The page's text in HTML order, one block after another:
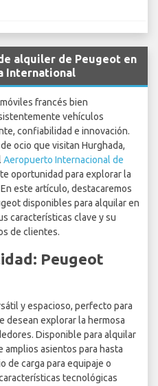
alquiler de Peugeot en
International
francés bien
vehículos
confiabilidad e innovación.
ocio que visitan Hurghada,
Aeropuerto Internacional de
oportunidad para explorar la
este artículo, destacaremos
disponibles para alquilar en
características clave y su
de clientes.
Peugeot
y espacioso, perfecto para
desean explorar la hermosa
Disponible para alquilar
amplios asientos para hasta
de carga para equipaje o
tecnológicas